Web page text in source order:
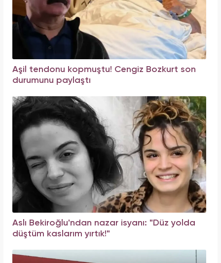
Aşil tendonu kopmuştu! Cengiz Bozkurt son
durumunu paylaştı
Aslı Bekiroğlu'ndan nazar isyanı: "Düz yolda
düştüm kaslarım yırtık!"